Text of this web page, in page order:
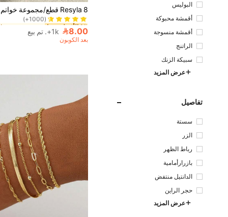
البوليس
تر
أقمشة محبوكة
أقمشة منسوجة
الراتنج
سبيكة الزنك
عرض المزيد
تفاصيل
سستة
الزر
رباط الظهر
بازرارأمامية
الدانتيل منتفض
حجر الراين
عرض المزيد
1# الأفضل مبيعا
(1000+)
1# الأفضل مبيعا
1# الأفضل مبيعا
1# الأفضل مبيعا
8.00 1k+. تم بيع
بعد الكوبون